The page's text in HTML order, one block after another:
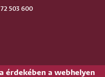
503 600
érdekében a webhelyen